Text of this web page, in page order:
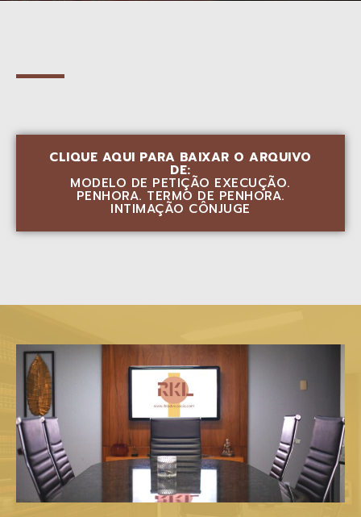
CLIQUE AQUI PARA BAIXAR O ARQUIVO
DE:
MODELO DE PETIÇÃO EXECUÇÃO.
PENHORA. TERMO DE PENHORA.
INTIMAÇÃO CÔNJUGE